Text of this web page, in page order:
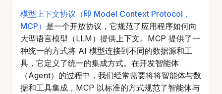
模型上下文协议（即 Model Context Protocol，
MCP） 是一个开放协议，它规范了应用程序如何向
大型语言模型（LLM）提供上下文。MCP 提供了一
种统一的方式将 AI 模型连接到不同的数据源和工
具，它定义了统一的集成方式。在开发智能体
（Agent）的过程中，我们经常需要将将智能体与数
据和工具集成，MCP 以标准的方式规范了智能体与